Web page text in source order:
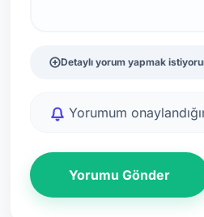
Detaylı yorum yapmak
Yorumum
Yorumu Gönder